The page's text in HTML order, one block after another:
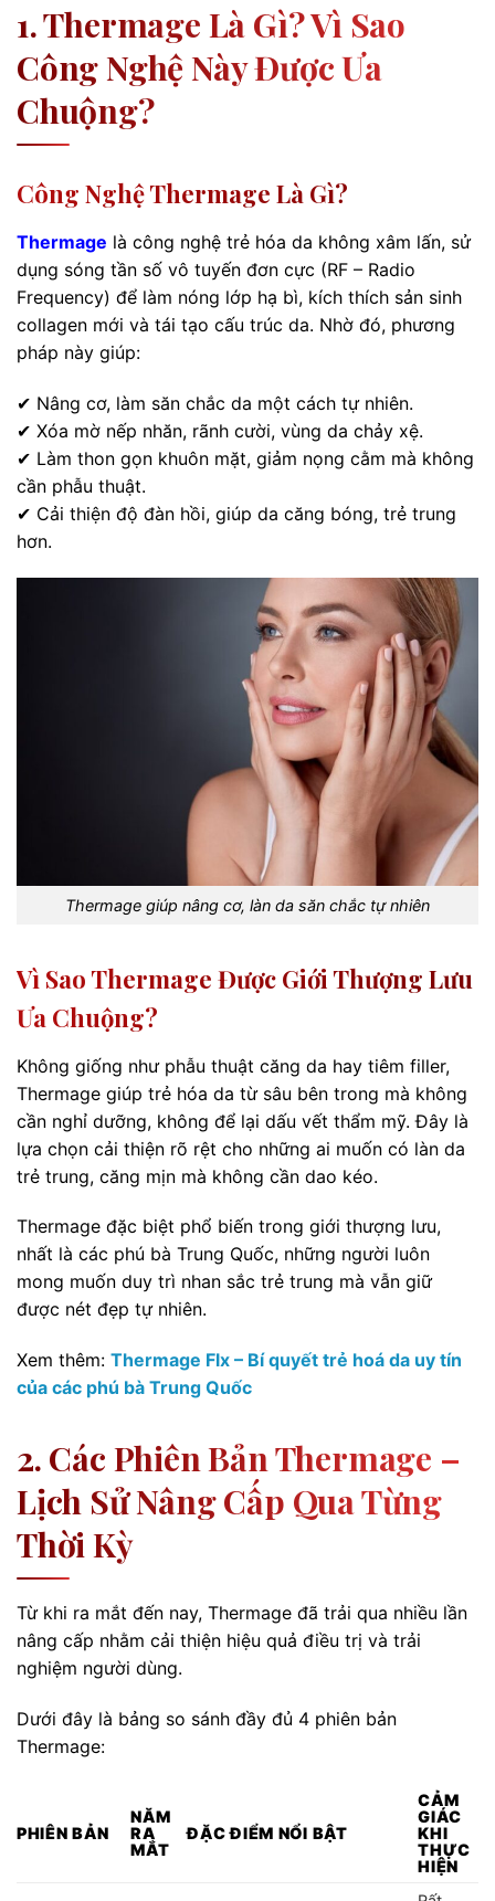
1. Thermage Là Gì? Vì Sao
Công Nghệ Này Được Ưa
Chuộng?
Công Nghệ Thermage Là Gì?
Thermage là công nghệ trẻ hóa da không xâm lấn, sử
dụng sóng tần số vô tuyến đơn cực (RF – Radio
Frequency) để làm nóng lớp hạ bì, kích thích sản sinh
collagen mới và tái tạo cấu trúc da. Nhờ đó, phương
pháp này giúp:
✔ Nâng cơ, làm săn chắc da một cách tự nhiên.
✔ Xóa mờ nếp nhăn, rãnh cười, vùng da chảy xệ.
✔ Làm thon gọn khuôn mặt, giảm nọng cằm mà không
cần phẫu thuật.
✔ Cải thiện độ đàn hồi, giúp da căng bóng, trẻ trung
hơn.
Thermage giúp nâng cơ, làn da săn chắc tự nhiên
Vì Sao Thermage Được Giới Thượng Lưu
Ưa Chuộng?
Không giống như phẫu thuật căng da hay tiêm filler,
Thermage giúp trẻ hóa da từ sâu bên trong mà không
cần nghỉ dưỡng, không để lại dấu vết thẩm mỹ. Đây là
lựa chọn cải thiện rõ rệt cho những ai muốn có làn da
trẻ trung, căng mịn mà không cần dao kéo.
Thermage đặc biệt phổ biến trong giới thượng lưu,
nhất là các phú bà Trung Quốc, những người luôn
mong muốn duy trì nhan sắc trẻ trung mà vẫn giữ
được nét đẹp tự nhiên.
Xem thêm: Thermage Flx – Bí quyết trẻ hoá da uy tín
của các phú bà Trung Quốc
2. Các Phiên Bản Thermage –
Lịch Sử Nâng Cấp Qua Từng
Thời Kỳ
Từ khi ra mắt đến nay, Thermage đã trải qua nhiều lần
nâng cấp nhằm cải thiện hiệu quả điều trị và trải
nghiệm người dùng.
Dưới đây là bảng so sánh đầy đủ 4 phiên bản
Thermage:
PHIÊN BẢN
NĂM
RA
MẮT
ĐẶC ĐIỂM NỔI BẬT
CẢM
GIÁC
KHI
THỰC
HIỆN